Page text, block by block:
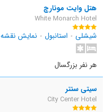
هتل وایت مونارچ
White Monarch Hotel
شیشلی استانبول نمایش نقشه
هر نفر بزرگسال
سیتی سنتر
City Center Hotel